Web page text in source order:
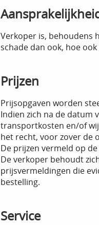
Verkoper is, behoudens
schade dan ook, hoe
Prijzen
Prijsopgaven worden
Indien zich na de datum
transportkosten en/of
het recht, voor zover de
De prijzen vermeld op
De verkoper behoudt
prijsvermeldingen die
bestelling.
Service